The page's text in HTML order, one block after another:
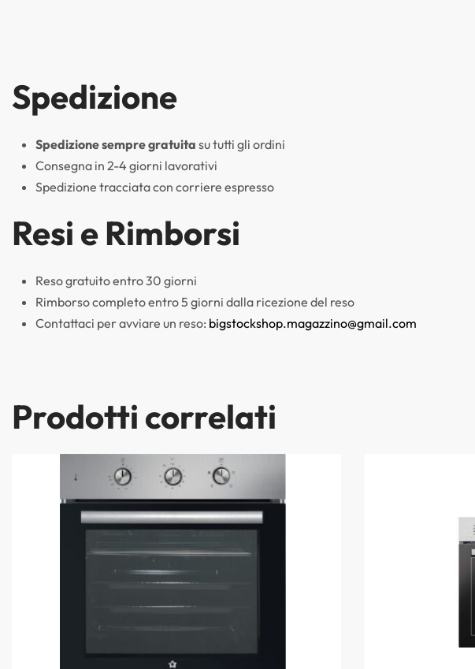
Spedizione
Spedizione sempre gratuita su tutti gli ordini
Consegna in 2-4 giorni lavorativi
Spedizione tracciata con corriere espresso
Resi e Rimborsi
Reso gratuito entro 30 giorni
Rimborso completo entro 5 giorni dalla ricezione del reso
Contattaci per avviare un reso: bigstockshop.magazzino@gmail.com
Prodotti correlati